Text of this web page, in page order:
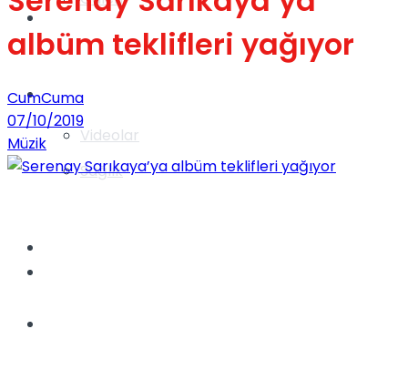
Videolar
Gündem
Yaşam
Sağlık
albüm teklifleri yağıyor
CumCuma
07/10/2019
Müzik